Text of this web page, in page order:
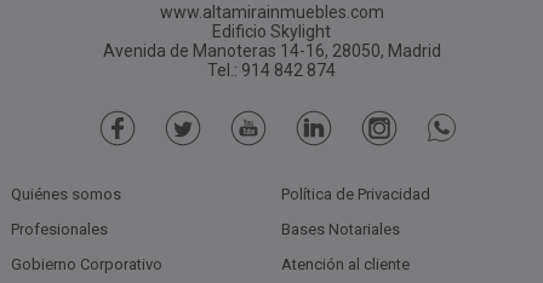
www.altamirainmuebles.com
Edificio Skylight
Avenida de Manoteras 14-16, 28050, Madrid
Tel.: 914 842 874
Quiénes somos
Profesionales
Gobierno Corporativo
Política de Privacidad
Bases Notariales
Atención al cliente